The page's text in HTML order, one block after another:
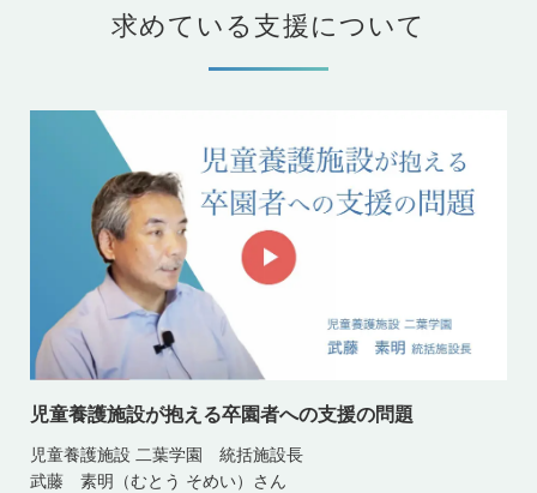
求めている支援について
児童養護施設が抱える卒園者への支援の問題
児童養護施設 二葉学園 統括施設長
武藤 素明（むとう そめい）さん